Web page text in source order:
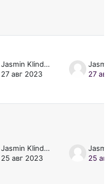
Jasmin Klindžić
27 авг 2023
27
Jasmin Klindžić
25 авг 2023
25